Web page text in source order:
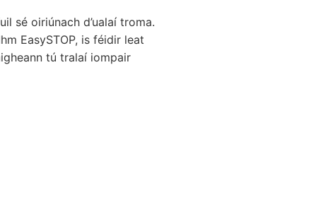
sé oiriúnach d’ualaí troma.
EasySTOP, is féidir leat
tú tralaí iompair